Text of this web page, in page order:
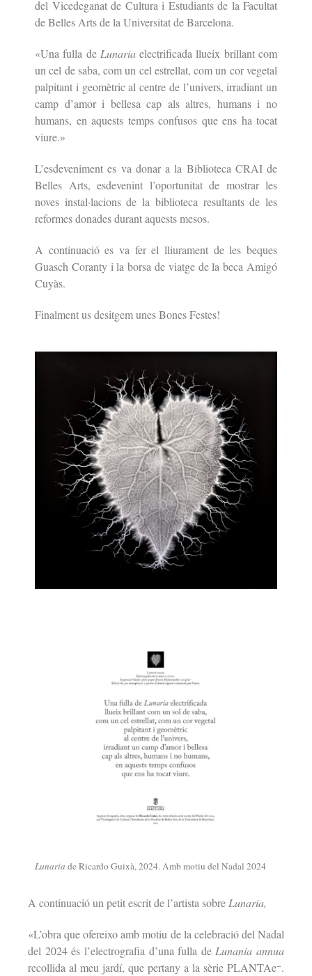
del Vicedeganat de Cultura i Estudiants de la Facultat
de Belles Arts de la Universitat de Barcelona.
«Una fulla de Lunariaelectrificada llueix brillant com
un cel de saba, com un cel estrellat, com un cor vegetal
palpitant i geomètric al centre de l’univers, irradiant un
camp d’amor i bellesa cap als altres, humans i no
humans, en aquests temps confusos que ens ha tocat
viure.»
L’esdeveniment es va donar a la Biblioteca CRAI de
Belles Arts, esdevenint l’oportunitat de mostrar les
noves instal·lacions de la biblioteca resultants de les
reformes donades durant aquests mesos.
A continuació es va fer el lliurament de les beques
Guasch Coranty i la borsa de viatge de la beca Amigó
Cuyàs.
Finalment us desitgem unes Bones Festes!
Lunaria de Ricardo Guixà, 2024. Amb motiu del Nadal 2024
A continuació un petit escrit de l’artista sobreLunaria,
«L’obra que ofereixo amb motiu de la celebració del Nadal
del 2024 és l’electrografia d’una fulla deLunania annua
recollida al meu jardí, que pertany a la sèrie PLANTAe−.